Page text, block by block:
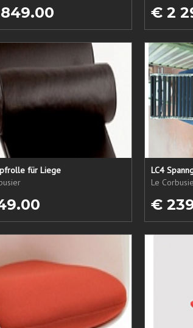
€ 2
für Liege
LC4
Le
€